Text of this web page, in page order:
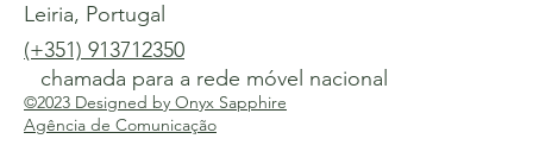
Leiria, Portugal
(+351) 913712350
chamada para a rede móvel nacional
©2023 Designed by Onyx Sapphire
Agência de Comunicação